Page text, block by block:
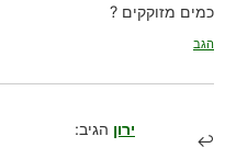
כמים מזוקקים ?
הגב
ירון הגיב: